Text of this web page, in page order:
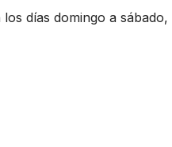
días domingo a